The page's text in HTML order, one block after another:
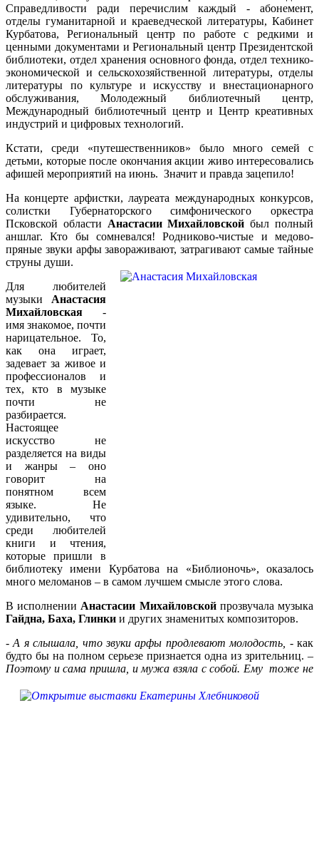
Справедливости ради перечислим каждый - абонемент,
отделы гуманитарной и краеведческой литературы, Кабинет
Курбатова, Региональный центр по работе с редкими и
ценными документами и Региональный центр Президентской
библиотеки, отдел хранения основного фонда, отдел технико-
экономической и сельскохозяйственной литературы, отделы
литературы по культуре и искусству и внестационарного
обслуживания, Молодежный библиотечный центр,
Международный библиотечный центр и Центр креативных
индустрий и цифровых технологий.
Кстати, среди «путешественников» было много семей с
детьми, которые после окончания акции живо интересовались
афишей мероприятий на июнь. Значит и правда зацепило!
На концерте арфистки, лауреата международных конкурсов,
солистки Губернаторского симфонического оркестра
Псковской области Анастасии Михайловской был полный
аншлаг. Кто бы сомневался! Родниково-чистые и медово-
пряные звуки арфы завораживают, затрагивают самые тайные
струны души.
Для любителей
музыки Анастасия
Михайловская -
имя знакомое, почти
нарицательное. То,
как она играет,
задевает за живое и
профессионалов и
тех, кто в музыке
почти не
разбирается.
Настоящее
искусство не
разделяется на виды
и жанры – оно
говорит на
понятном всем
языке. Не
удивительно, что
среди любителей
книги и чтения,
которые пришли в
библиотеку имени Курбатова на «Библионочь», оказалось
много меломанов – в самом лучшем смысле этого слова.
В исполнении Анастасии Михайловскойпрозвучала музыка
Гайдна, Баха, Глинки и других знаменитых композиторов.
-А я слышала, что звуки арфы продлевают молодость, - как
будто бы на полном серьезе признается одна из зрительниц. –
Поэтому и сама пришла, и мужа взяла с собой. Ему тоже не